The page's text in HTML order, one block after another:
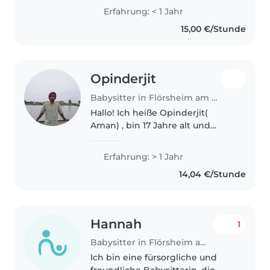
großen Familie mit sieben
Geschwistern und bin
inzwischen zehnmal Tante.
Erfahrung: < 1 Jahr
15,00 €/Stunde
Opinderjit
Babysitter in Flörsheim am Main
Hallo! Ich heiße Opinderjit(
Aman) , bin 17 Jahre alt und
noch keine offizielle Erfahrung
als Babysitterin habe, habe ich
Erfahrung: > 1 Jahr
14,04 €/Stunde
Hannah
Babysitter in Flörsheim am Main
1
Ich bin eine fürsorgliche und